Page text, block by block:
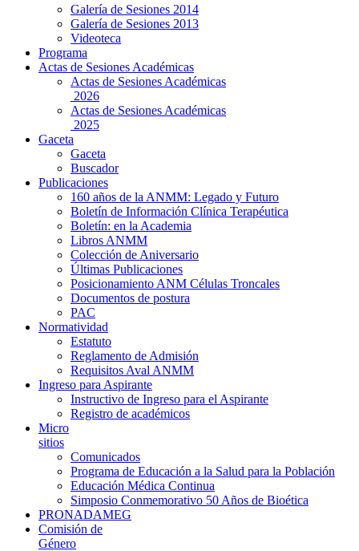
Galería de Sesiones 2014
Galería de Sesiones 2013
Videoteca
Programa
Actas de Sesiones Académicas
Actas de Sesiones Académicas
2026
Actas de Sesiones Académicas
2025
Gaceta
Gaceta
Buscador
Publicaciones
160 años de la ANMM: Legado y Futuro
Boletín de Información Clínica Terapéutica
Boletín: en la Academia
Libros ANMM
Colección de Aniversario
Últimas Publicaciones
Posicionamiento ANM Células Troncales
Documentos de postura
PAC
Normatividad
Estatuto
Reglamento de Admisión
Requisitos Aval ANMM
Ingreso para Aspirante
Instructivo de Ingreso para el Aspirante
Registro de académicos
Micro
sitios
Comunicados
Programa de Educación a la Salud para la Población
Educación Médica Continua
Simposio Conmemorativo 50 Años de Bioética
PRONADAMEG
Comisión de
Género